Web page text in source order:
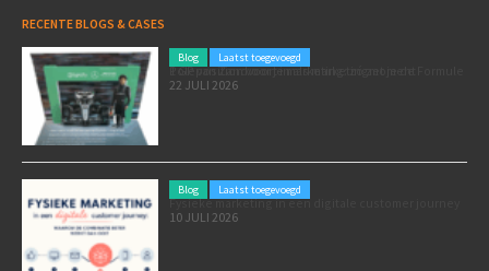
RECENTE BLOGS & CASES
Blog Laatst toegevoegd
Poleposition voor je marketing: zó zet je de Formule 1 GP van Zandvoort in als marketingmoment
22 JULI 2026
Blog Laatst toegevoegd
Fysieke marketing in een digitale customer journey
10 JULI 2026